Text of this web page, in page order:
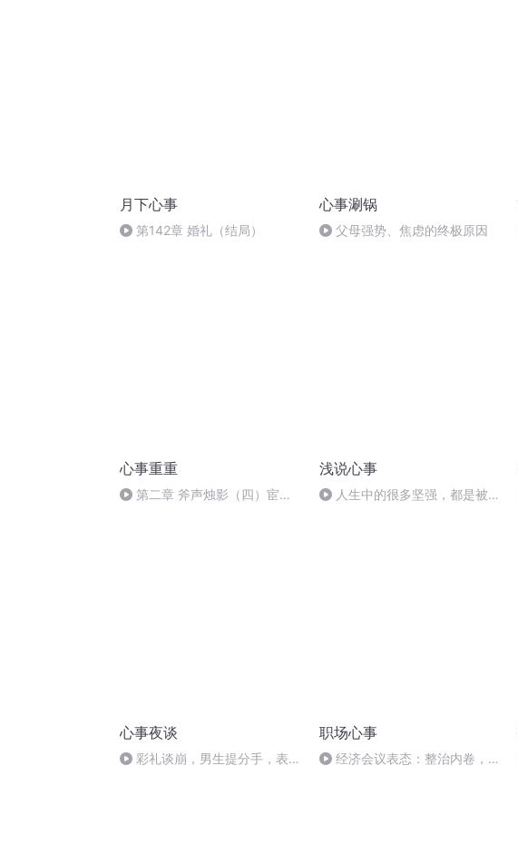
月下心事
第142章 婚礼（结局）
心事涮锅
父母强势、焦虑的终极原因
心事重重
第二章 斧声烛影（四）宦官
浅说心事
人生中的很多坚强，都是被逼
心事夜谈
彩礼谈崩，男生提分手，表妹
职场心事
经济会议表态：整治内卷，科